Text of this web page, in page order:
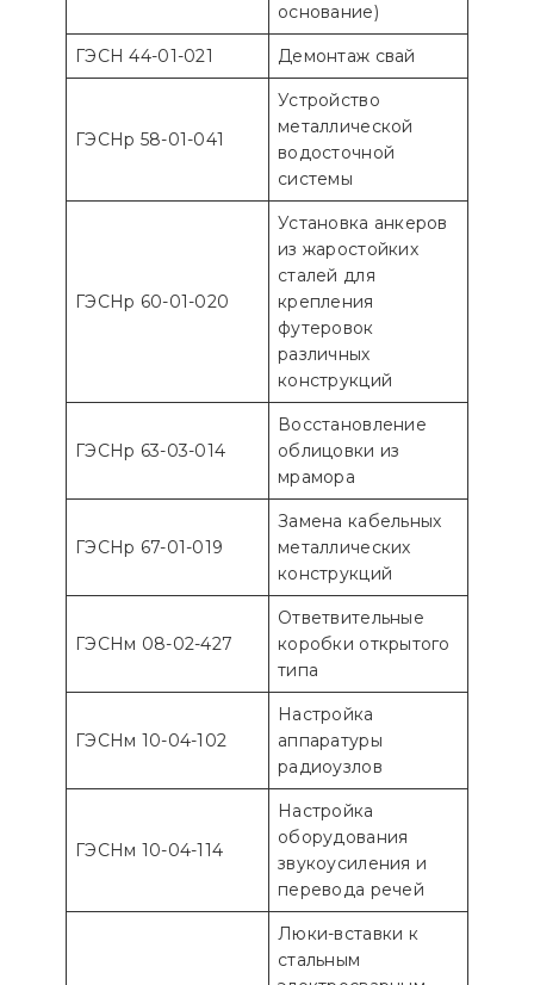
основание)
ГЭСН 44-01-021 Демонтаж свай
ГЭСНр 58-01-041
Устройство
металлической
водосточной
системы
ГЭСНр 60-01-020
Установка анкеров
из жаростойких
сталей для
крепления
футеровок
различных
конструкций
ГЭСНр 63-03-014
Восстановление
облицовки из
мрамора
ГЭСНр 67-01-019
Замена кабельных
металлических
конструкций
ГЭСНм 08-02-427
Ответвительные
коробки открытого
типа
ГЭСНм 10-04-102
Настройка
аппаратуры
радиоузлов
ГЭСНм 10-04-114
Настройка
оборудования
звукоусиления и
перевода речей
Люки-вставки к
стальным